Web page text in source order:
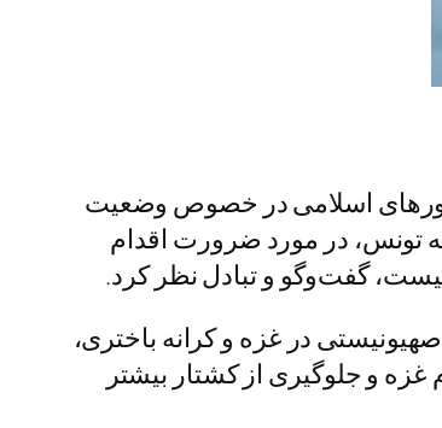
کشورهای اسلامی در خصوص وضعیت
تونس، در مورد ضرورت اقدام
گفت‌وگو و تبادل نظر کرد.
در غزه و کرانه باختری،
و جلوگیری از کشتار بیشتر